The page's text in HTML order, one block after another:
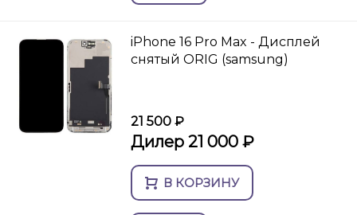
iPhone 16 Pro Max - Дисплей
снятый ORIG (samsung)
21 500 ₽
Дилер 21 000 ₽
В КОРЗИНУ